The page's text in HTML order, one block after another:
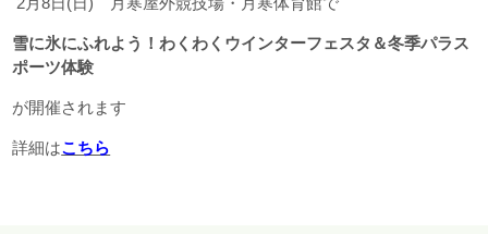
雪に氷にふれよう！わくわくウインターフェスタ＆冬季パラス
ポーツ体験
が開催されます
詳細はこちら